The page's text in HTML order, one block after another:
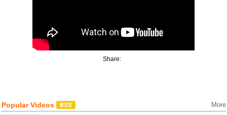
Share:
Popular Videos More